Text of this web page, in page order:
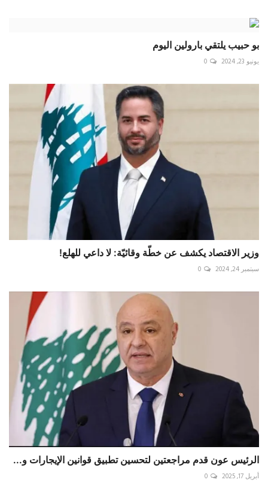
بو حبيب يلتقي بارولين اليوم
يونيو 23, 2024 0
وزير الاقتصاد يكشف عن خطّة وقائيّة: لا داعي للهلع!
سبتمبر 24, 2024 0
الرئيس عون قدم مراجعتين لتحسين تطبيق قوانين الإيجارات و...
أبريل 17, 2025 0